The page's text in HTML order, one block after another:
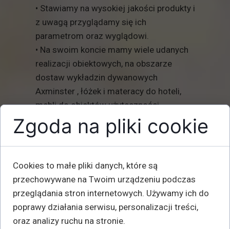
• Stawiamy na wysokiej jakości produkty i
z uwagą przyglądamy się ich
parametrom oraz wyglądowi.
• Na swoim koncie mamy wiele udanych
realizacji obiektowych, na obszarze
dostaw wykładzin dywanowych
Axminster , łóżek i materacy do hoteli,
mebli do obiektów użyteczności
publicznej i instytucji oraz wiele innych
jak np. kontenery samowyładowcze
,różnego rodzaju regały metalowe.
Wartością dla nas jest zaufanie,
uczciwość i życzliwość, a przywiązanie
do nich poświadczamy w praktyce
poprzez rzetelne podejście do
realizacji powierzonych nam zadań.
Zgoda na pliki cookie
Cookies to małe pliki danych, które są
przechowywane na Twoim urządzeniu podczas
przeglądania stron internetowych. Używamy ich do
poprawy działania serwisu, personalizacji treści,
oraz analizy ruchu na stronie.